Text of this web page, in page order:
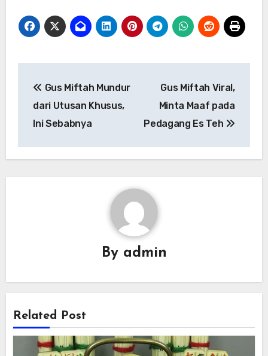
pos
Gus Miftah Mundur
dari Utusan Khusus,
Ini Sebabnya
Gus Miftah Viral,
Minta Maaf pada
Pedagang Es Teh
By admin
Related Post